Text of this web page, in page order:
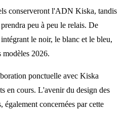
conserveront l'ADN Kiska, tandis
peu à peu le relais. De
le noir, le blanc et le bleu,
2026.
ponctuelle avec Kiska
en cours. L'avenir du design des
également concernées par cette